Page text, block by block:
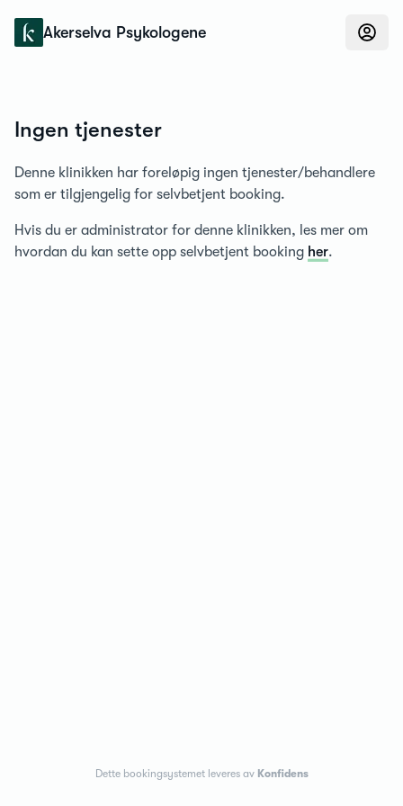
Akerselva Psykologene
Ingen tjenester
Denne klinikken har foreløpig ingen tjenester/behandlere
som er tilgjengelig for selvbetjent booking.
Hvis du er administrator for denne klinikken, les mer om
hvordan du kan sette opp selvbetjent booking her.
Dette bookingsystemet leveres av Konfidens